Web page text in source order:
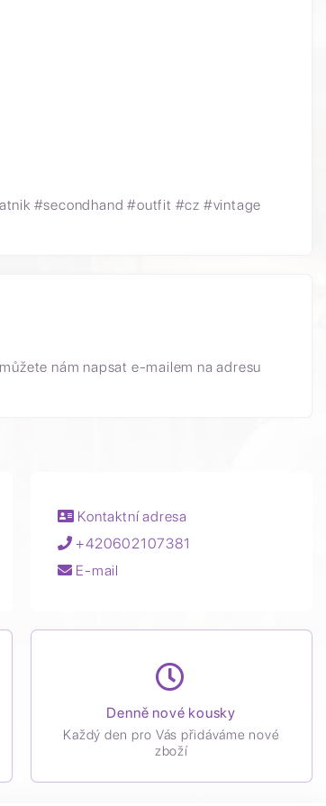
#secondhand #outfit #cz #vintage
nám napsat e-mailem na adresu
Kontaktní adresa
+420602107381
E-mail
Denně nové kousky
Každý den pro Vás přidáváme nové
zboží